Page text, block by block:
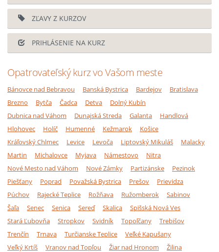
ZĽAVY Z KURZOV
PRIHLÁSENIE NA KURZ
Opatrovateľský kurz vo Vašom meste
Bánovce nad Bebravou Banská Bystrica Bardejov
Bratislava
Brezno
Bytča Čadca Detva
Dolný Kubín
Dubnica nad Váhom
Dunajská Streda Galanta
Handlová
Hlohovec
Holíč Humenné Kežmarok
Košice
Kráľovský Chlmec
Levice Levoča Liptovský Mikuláš
Malacky
Martin
Michalovce Myjava Námestovo
Nitra
Nové Mesto nad Váhom
Nové Zámky Partizánske
Pezinok
Piešťany
Poprad Považská Bystrica Prešov
Prievidza
Púchov
Rajecké Teplice Rožňava Ružomberok
Sabinov
Šaľa
Senec Senica Sereď Skalica
Spišská Nová Ves
Stará Ľubovňa
Stropkov Svidník Topoľčany
Trebišov
Trenčín
Trnava Turčianske Teplice
Veľké Kapušany
Veľký Krtíš
Vranov nad Topľou Žiar nad Hronom
Žilina